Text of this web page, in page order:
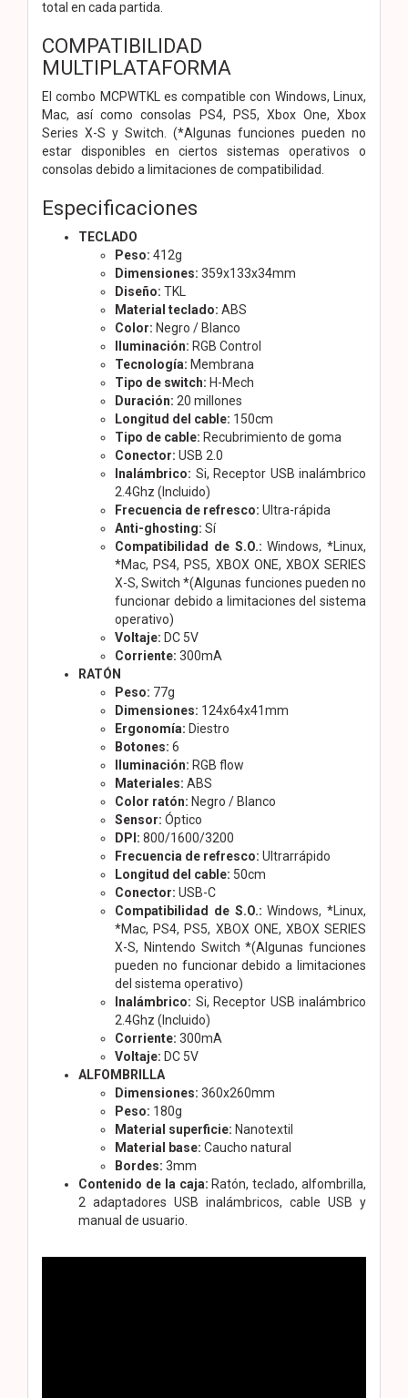
total en cada partida.
COMPATIBILIDAD
MULTIPLATAFORMA
El combo MCPWTKL es compatible con Windows, Linux,
Mac, así como consolas PS4, PS5, Xbox One, Xbox
Series X-S y Switch. (*Algunas funciones pueden no
estar disponibles en ciertos sistemas operativos o
consolas debido a limitaciones de compatibilidad.
Especificaciones
TECLADO
Peso: 412g
Dimensiones: 359x133x34mm
Diseño: TKL
Material teclado: ABS
Color: Negro / Blanco
Iluminación: RGB Control
Tecnología: Membrana
Tipo de switch: H-Mech
Duración: 20 millones
Longitud del cable: 150cm
Tipo de cable: Recubrimiento de goma
Conector: USB 2.0
Inalámbrico: Si, Receptor USB inalámbrico
2.4Ghz (Incluido)
Frecuencia de refresco: Ultra-rápida
Anti-ghosting: Sí
Compatibilidad de S.O.:Windows, *Linux,
*Mac, PS4, PS5, XBOX ONE, XBOX SERIES
X-S, Switch *(Algunas funciones pueden no
funcionar debido a limitaciones del sistema
operativo)
Voltaje: DC 5V
Corriente: 300mA
RATÓN
Peso: 77g
Dimensiones: 124x64x41mm
Ergonomía: Diestro
Botones: 6
Iluminación: RGB flow
Materiales: ABS
Color ratón: Negro / Blanco
Sensor: Óptico
DPI: 800/1600/3200
Frecuencia de refresco: Ultrarrápido
Longitud del cable: 50cm
Conector: USB-C
Compatibilidad de S.O.:Windows, *Linux,
*Mac, PS4, PS5, XBOX ONE, XBOX SERIES
X-S, Nintendo Switch *(Algunas funciones
pueden no funcionar debido a limitaciones
del sistema operativo)
Inalámbrico: Si, Receptor USB inalámbrico
2.4Ghz (Incluido)
Corriente: 300mA
Voltaje: DC 5V
ALFOMBRILLA
Dimensiones: 360x260mm
Peso: 180g
Material superficie: Nanotextil
Material base: Caucho natural
Bordes: 3mm
Contenido de la caja: Ratón, teclado, alfombrilla,
2 adaptadores USB inalámbricos, cable USB y
manual de usuario.